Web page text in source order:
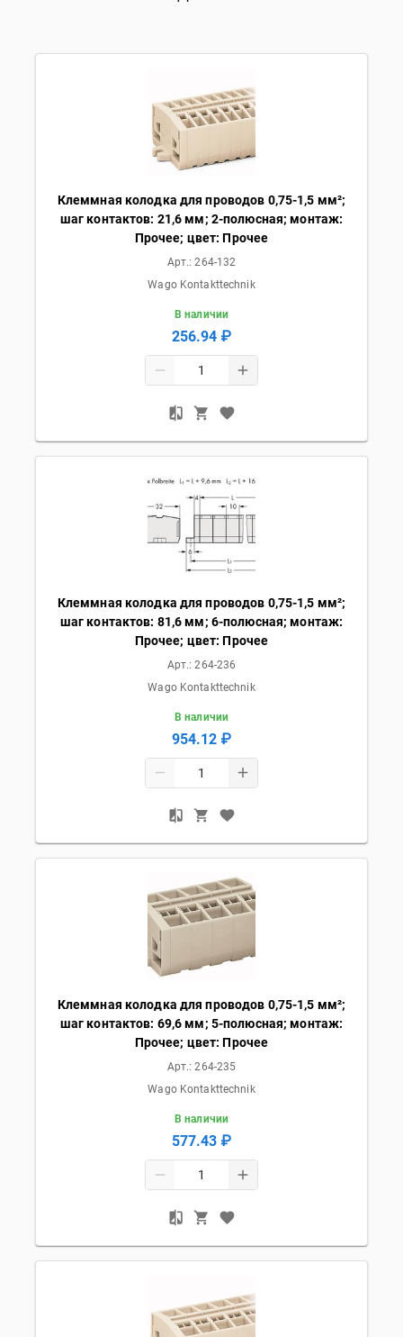
Клеммная колодка для проводов 0,75-1,5 мм²;
шаг контактов: 21,6 мм; 2-полюсная; монтаж:
Прочее; цвет: Прочее
Арт.:264-132
Wago Kontakttechnik
В наличии
256.94 ₽
Клеммная колодка для проводов 0,75-1,5 мм²;
шаг контактов: 81,6 мм; 6-полюсная; монтаж:
Прочее; цвет: Прочее
Арт.:264-236
Wago Kontakttechnik
В наличии
954.12 ₽
Клеммная колодка для проводов 0,75-1,5 мм²;
шаг контактов: 69,6 мм; 5-полюсная; монтаж:
Прочее; цвет: Прочее
Арт.:264-235
Wago Kontakttechnik
В наличии
577.43 ₽